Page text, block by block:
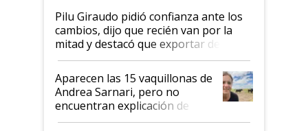
Pilu Giraudo pidió confianza ante los
cambios, dijo que recién van por la
mitad y destacó que exportar dejó de
ser "para unos pocos": "Tenemos un
mandato muy claro del gobierno
nacional"
Aparecen las 15 vaquillonas de
Andrea Sarnari, pero no
encuentran explicación de
cómo llegaron allí